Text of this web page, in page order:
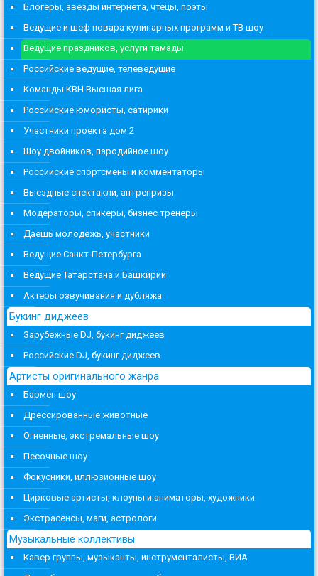
Блогеры, звезды интернета, чтецы, поэты
Ведущие и шеф повара кулинарных программ и ТВ шоу
Ведущие праздников, услуги тамады
Российские ведущие, телеведущие
Команды КВН Высшая лига
Российские юмористы, сатирики
Участники проекта дом 2
Шоу двойников, пародийное шоу
Российские спортсмены и комментаторы
Выездные спектакли, антрепризы
Модераторы, спикеры, бизнес тренеры
Даешь молодежь, участники
Ведущие Санкт-Петербурга
Ведущие Татарстана и Башкирии
Актеры озвучивания и дубляжа
Букинг диджеев
Зарубежные DJ, букинг диджеев
Российские DJ, букинг диджеев
Артисты оригинального жанра
Бармен шоу
Дрессированные животные
Огненные, экстремальные шоу
Песочные шоу
Фокусники, иллюзионные шоу
Цирковые артисты, клоуны и аниматоры, художники
Экстрасенсы, маги, астрологи
Музыкальные коллективы
Кавер группы, музыканты, инструменталисты, ВИА